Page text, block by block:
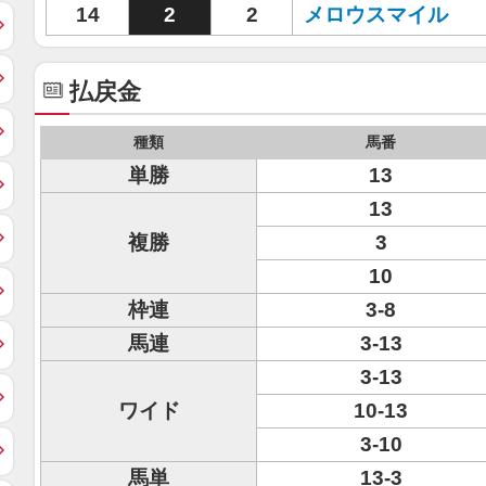
14 2 2 メロウスマイル
払戻金
種類 馬番
単勝 13
複勝
13
3
10
枠連
3-8
馬連
3-13
ワイド
3-13
10-13
3-10
馬単
13-3